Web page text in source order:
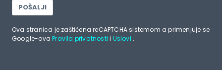
POŠALJI
Ova stranica je zaštićena reCAPTCHA sistemom a primenjuje se
Google-ovaPravila privatnosti i Uslovi .